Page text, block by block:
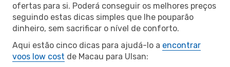
ofertas para si. Poderá conseguir os melhores preços
seguindo estas dicas simples que lhe pouparão
dinheiro, sem sacrificar o nível de conforto.
Aqui estão cinco dicas para ajudá-lo a encontrar
voos low cost de Macau para Ulsan: